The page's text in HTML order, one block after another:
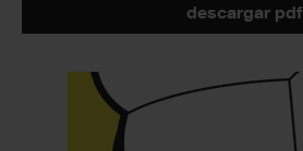
descargar pdf